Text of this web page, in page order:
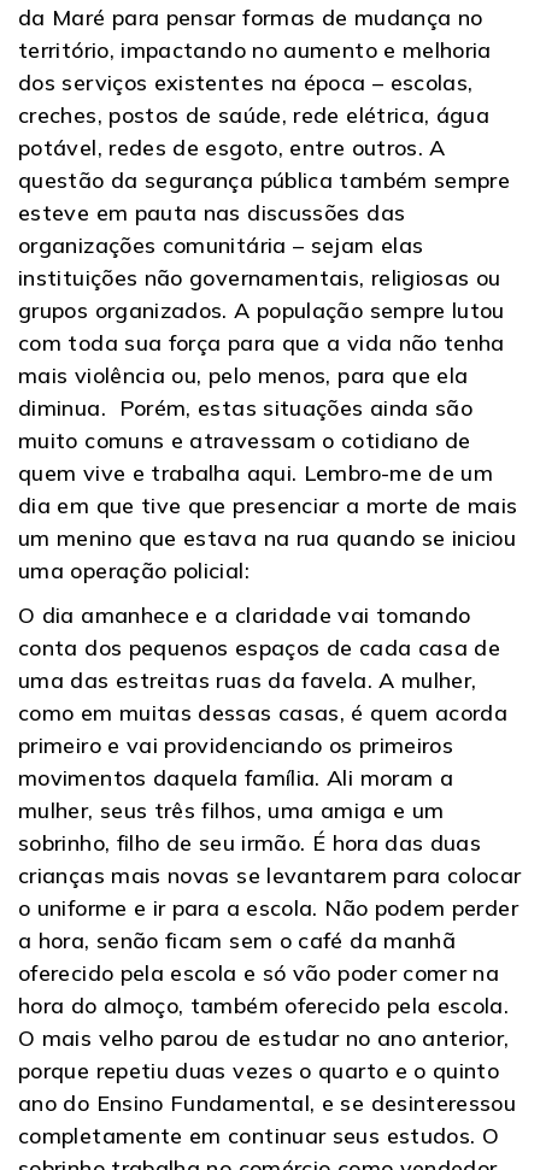
da Maré para pensar formas de mudança no
território, impactando no aumento e melhoria
dos serviços existentes na época – escolas,
creches, postos de saúde, rede elétrica, água
potável, redes de esgoto, entre outros. A
questão da segurança pública também sempre
esteve em pauta nas discussões das
organizações comunitária – sejam elas
instituições não governamentais, religiosas ou
grupos organizados. A população sempre lutou
com toda sua força para que a vida não tenha
mais violência ou, pelo menos, para que ela
diminua. Porém, estas situações ainda são
muito comuns e atravessam o cotidiano de
quem vive e trabalha aqui. Lembro-me de um
dia em que tive que presenciar a morte de mais
um menino que estava na rua quando se iniciou
uma operação policial:
O dia amanhece e a claridade vai tomando
conta dos pequenos espaços de cada casa de
uma das estreitas ruas da favela. A mulher,
como em muitas dessas casas, é quem acorda
primeiro e vai providenciando os primeiros
movimentos daquela família. Ali moram a
mulher, seus três filhos, uma amiga e um
sobrinho, filho de seu irmão. É hora das duas
crianças mais novas se levantarem para colocar
o uniforme e ir para a escola. Não podem perder
a hora, senão ficam sem o café da manhã
oferecido pela escola e só vão poder comer na
hora do almoço, também oferecido pela escola.
O mais velho parou de estudar no ano anterior,
porque repetiu duas vezes o quarto e o quinto
ano do Ensino Fundamental, e se desinteressou
completamente em continuar seus estudos. O